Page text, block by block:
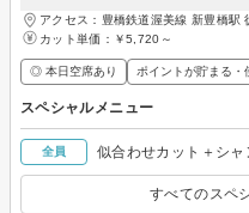
アクセス：豊橋鉄道渥美線 新豊橋駅
カット単価： ￥5,720～
◎ 本日空席あり ポイントが貯まる・
スペシャルメニュー
全員 似合わせカット＋シャ
すべてのスペ